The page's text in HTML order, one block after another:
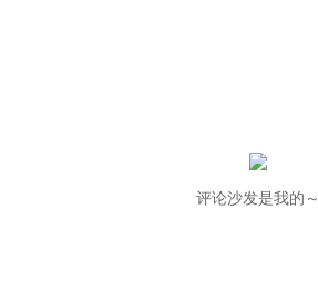
评论沙发是我的～